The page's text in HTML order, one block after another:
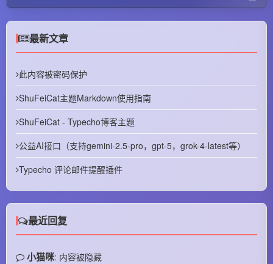
最新文章
此内容被密码保护
ShuFeiCat主题Markdown使用指南
ShuFeiCat - Typecho博客主题
公益AI接口（支持gemini-2.5-pro，gpt-5，grok-4-latest等）
Typecho 评论邮件提醒插件
最近回复
小猫咪: 内容被隐藏